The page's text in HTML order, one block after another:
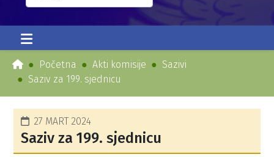
Početna Akti komisije
Sazivi
Saziv za 199. sjednicu
27 MART 2024
Saziv za 199. sjednicu